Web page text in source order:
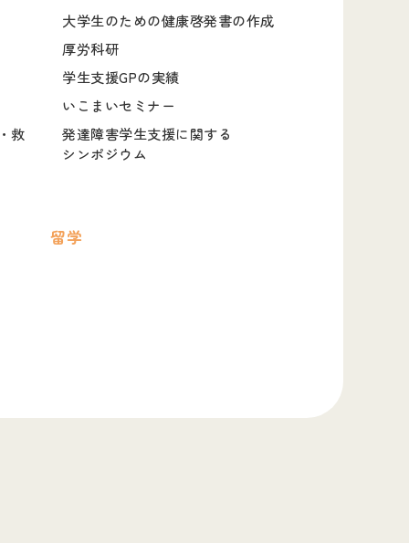
救
大学生のための健康啓発書の作成
厚労科研
学生支援GPの実績
いこまいセミナー
発達障害学生支援に関する
シンポジウム
留学